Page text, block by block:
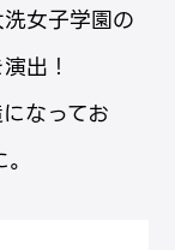
女子学園の
出！
なってお